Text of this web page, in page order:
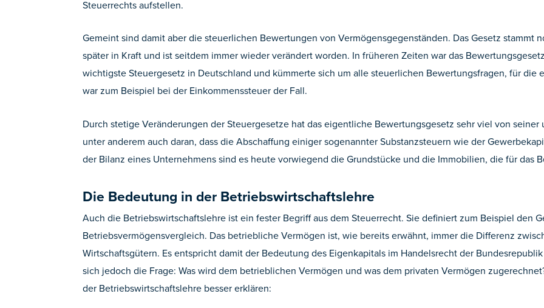
Steuerrechts aufstellen.
Gemeint sind damit aber die steuerlichen Bewertungen von Vermögensgegenständen. Das Gesetz stammt
später in Kraft und ist seitdem immer wieder verändert worden. In früheren Zeiten war das
wichtigste Steuergesetz in Deutschland und kümmerte sich um alle steuerlichen Bewertungsfragen, für die
war zum Beispiel bei der Einkommenssteuer der Fall.
Durch stetige Veränderungen der Steuergesetze hat das eigentliche Bewertungsgesetz sehr viel von
unter anderem auch daran, dass die Abschaffung einiger sogenannter Substanzsteuern wie der
der Bilanz eines Unternehmens sind es heute vorwiegend die Grundstücke und die Immobilien, die für das
Die Bedeutung in der Betriebswirtschaftslehre
Auch die Betriebswirtschaftslehre ist ein fester Begriff aus dem Steuerrecht. Sie definiert zum Beispiel den
Betriebsvermögensvergleich. Das betriebliche Vermögen ist, wie bereits erwähnt, immer die Differenz
Wirtschaftsgütern. Es entspricht damit der Bedeutung des Eigenkapitals im Handelsrecht der
sich jedoch die Frage: Was wird dem betrieblichen Vermögen und was dem privaten Vermögen
der Betriebswirtschaftslehre besser erklären: